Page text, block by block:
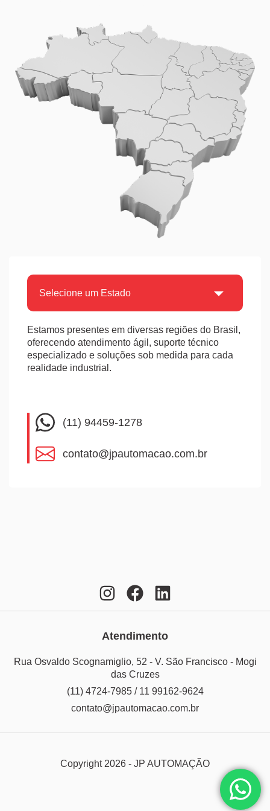
Estamos presentes em diversas regiões do Brasil,
oferecendo atendimento ágil, suporte técnico
especializado e soluções sob medida para cada
realidade industrial.
(11) 94459-1278
contato@jpautomacao.com.br
Atendimento
Rua Osvaldo Scognamiglio, 52 - V. São Francisco - Mogi
das Cruzes
(11) 4724-7985 / 11 99162-9624
contato@jpautomacao.com.br
Copyright 2026 - JP AUTOMAÇÃO